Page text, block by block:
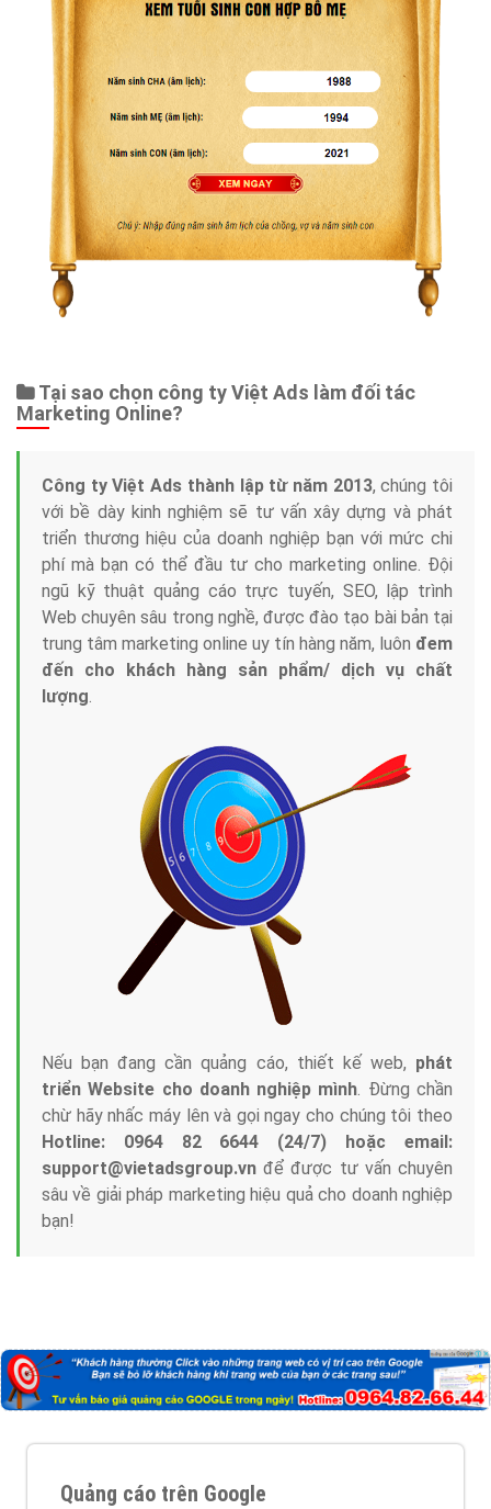
Tại sao chọn công ty Việt Ads làm đối tác
Marketing Online?
Công ty Việt Ads thành lập từ năm 2013, chúng tôi
với bề dày kinh nghiệm sẽ tư vấn xây dựng và phát
triển thương hiệu của doanh nghiệp bạn với mức chi
phí mà bạn có thể đầu tư cho marketing online. Đội
ngũ kỹ thuật quảng cáo trực tuyến, SEO, lập trình
Web chuyên sâu trong nghề, được đào tạo bài bản tại
trung tâm marketing online uy tín hàng năm, luôn đem
đến cho khách hàng sản phẩm/ dịch vụ chất
lượng.
Nếu bạn đang cần quảng cáo, thiết kế web, phát
triển Website cho doanh nghiệp mình. Đừng chần
chừ hãy nhấc máy lên và gọi ngay cho chúng tôi theo
Hotline: 0964 82 6644 (24/7) hoặc email:
support@vietadsgroup.vn để được tư vấn chuyên
sâu về giải pháp marketing hiệu quả cho doanh nghiệp
bạn!
Quảng cáo trên Google